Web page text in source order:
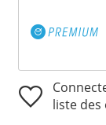
liste des